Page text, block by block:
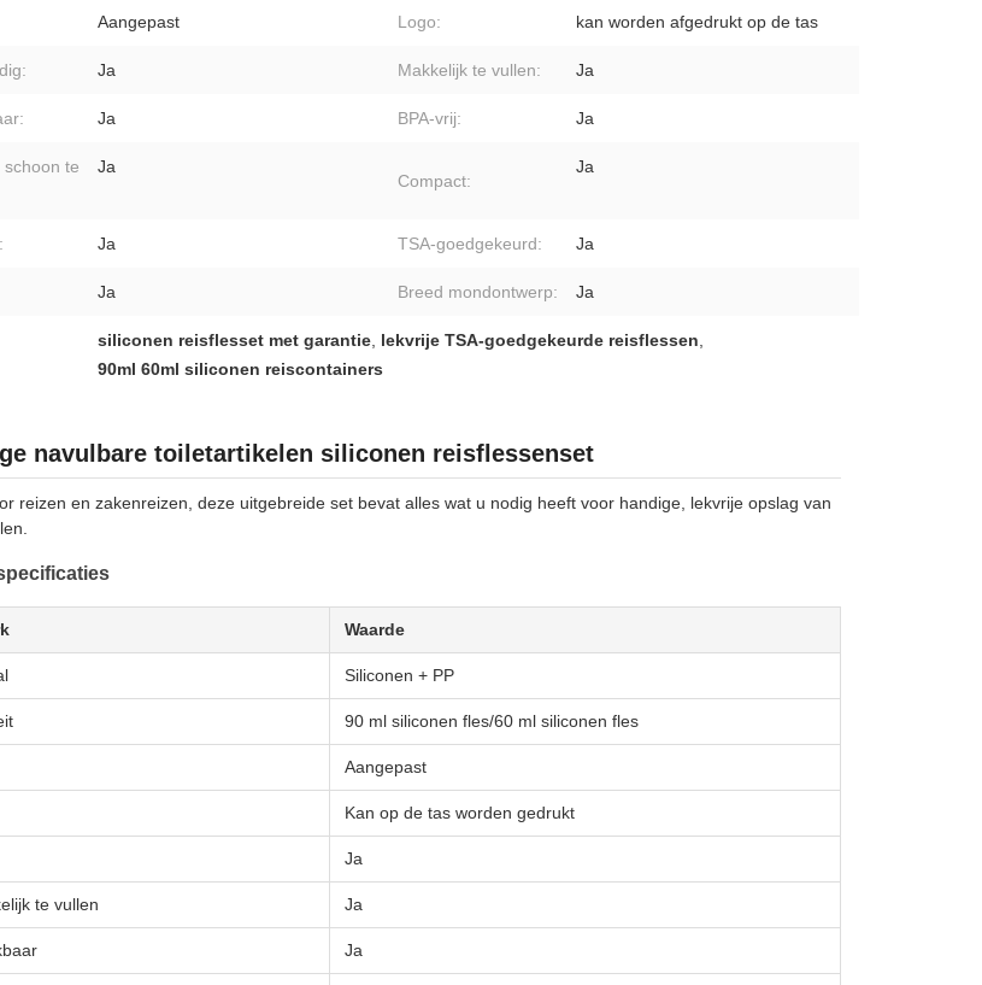
Aangepast Logo: kan worden afgedrukt op de tas
Ja Makkelijk te vullen: Ja
Ja BPA-vrij: Ja
schoon te
Ja
Compact:
Ja
Ja TSA-goedgekeurd: Ja
Ja Breed mondontwerp: Ja
siliconen reisflesset met garantie, lekvrije TSA-goedgekeurde reisflessen,
90ml 60ml siliconen reiscontainers
navulbare toiletartikelen siliconen reisflessenset
reizen en zakenreizen, deze uitgebreide set bevat alles wat u nodig heeft voor handige, lekvrije opslag van
Waarde
Siliconen + PP
90 ml siliconen fles/60 ml siliconen fles
Aangepast
Kan op de tas worden gedrukt
Ja
te vullen Ja
Ja